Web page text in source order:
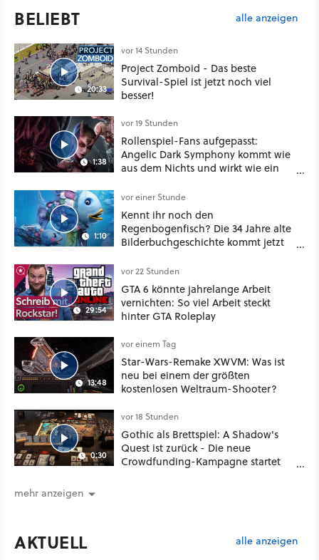
BELIEBT alle anzeigen
20:33
vor 14 Stunden
Project Zomboid - Das beste
Survival-Spiel ist jetzt noch viel
besser!
1:38
vor 19 Stunden
Rollenspiel-Fans aufgepasst:
Angelic Dark Symphony kommt wie
aus dem Nichts und wirkt wie ein
Mass Effect
1:10
vor einer Stunde
Kennt ihr noch den
Regenbogenfisch? Die 34 Jahre alte
Bilderbuchgeschichte kommt jetzt
29:54
vor 22 Stunden
GTA 6 könnte jahrelange Arbeit
vernichten: So viel Arbeit steckt
hinter GTA Roleplay
13:48
vor einem Tag
Star-Wars-Remake XWVM: Was ist
neu bei einem der größten
kostenlosen Weltraum-Shooter?
0:30
vor 18 Stunden
Gothic als Brettspiel: A Shadow's
Quest ist zurück - Die neue
Crowdfunding-Kampagne startet
mehr anzeigen
AKTUELL alle anzeigen